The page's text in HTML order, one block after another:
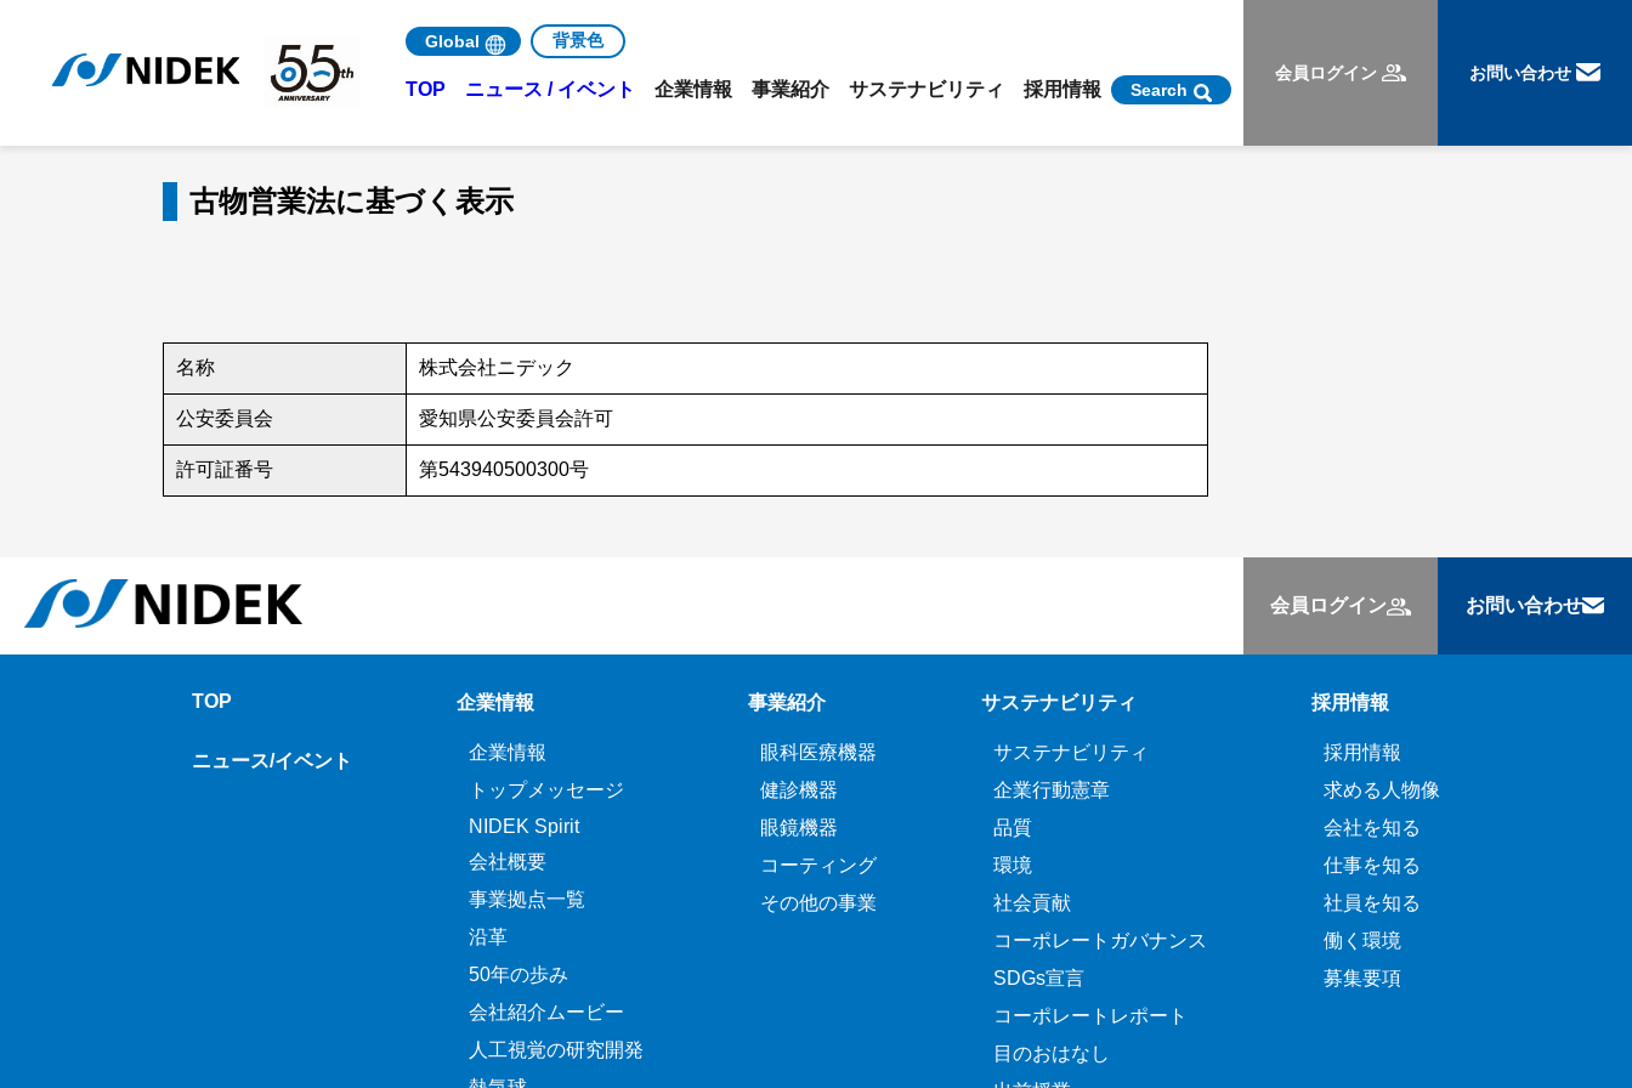
Global 背景色
TOP ニュース / イベント 企業情報 事業紹介 サステナビリティ 採用情報 Search
会員ログイン お問い合わせ
古物営業法に基づく表示
名称 株式会社ニデック
公安委員会 愛知県公安委員会許可
許可証番号 第543940500300号
会員ログイン お問い合わせ
TOP
ニュース/イベント
企業情報
企業情報
トップメッセージ
NIDEK Spirit
会社概要
事業拠点一覧
沿革
50年の歩み
会社紹介ムービー
人工視覚の研究開発
事業紹介
眼科医療機器
健診機器
眼鏡機器
コーティング
その他の事業
サステナビリティ
サステナビリティ
企業行動憲章
品質
環境
社会貢献
コーポレートガバナンス
SDGs宣言
コーポレートレポート
目のおはなし
採用情報
採用情報
求める人物像
会社を知る
仕事を知る
社員を知る
働く環境
募集要項